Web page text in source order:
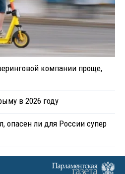
компании проще,
в 2026 году
опасен ли для России супер